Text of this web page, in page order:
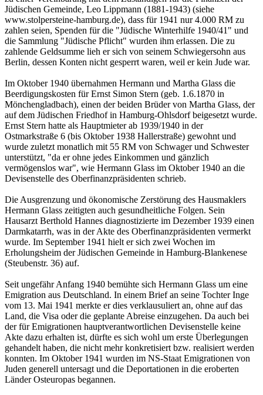
Jüdischen Gemeinde, Leo Lippmann (1881-1943) (siehe
www.stolpersteine-hamburg.de), dass für 1941 nur 4.000 RM zu
zahlen seien, Spenden für die "Jüdische Winterhilfe 1940/41" und
die Sammlung "Jüdische Pflicht" wurden ihm erlassen. Die zu
zahlende Geldsumme lieh er sich von seinem Schwiegersohn aus
Berlin, dessen Konten nicht gesperrt waren, weil er kein Jude war.
Im Oktober 1940 übernahmen Hermann und Martha Glass die
Beerdigungskosten für Ernst Simon Stern (geb. 1.6.1870 in
Mönchengladbach), einen der beiden Brüder von Martha Glass, der
auf dem Jüdischen Friedhof in Hamburg-Ohlsdorf beigesetzt wurde.
Ernst Stern hatte als Hauptmieter ab 1939/1940 in der
Ostmarkstraße 6 (bis Oktober 1938 Hallerstraße) gewohnt und
wurde zuletzt monatlich mit 55 RM von Schwager und Schwester
unterstützt, "da er ohne jedes Einkommen und gänzlich
vermögenslos war", wie Hermann Glass im Oktober 1940 an die
Devisenstelle des Oberfinanzpräsidenten schrieb.
Die Ausgrenzung und ökonomische Zerstörung des Hausmaklers
Hermann Glass zeitigten auch gesundheitliche Folgen. Sein
Hausarzt Berthold Hannes diagnostizierte im Dezember 1939 einen
Darmkatarrh, was in der Akte des Oberfinanzpräsidenten vermerkt
wurde. Im September 1941 hielt er sich zwei Wochen im
Erholungsheim der Jüdischen Gemeinde in Hamburg-Blankenese
(Steubenstr. 36) auf.
Seit ungefähr Anfang 1940 bemühte sich Hermann Glass um eine
Emigration aus Deutschland. In einem Brief an seine Tochter Inge
vom 13. Mai 1941 merkte er dies verklausuliert an, ohne auf das
Land, die Visa oder die geplante Abreise einzugehen. Da auch bei
der für Emigrationen hauptverantwortlichen Devisenstelle keine
Akte dazu erhalten ist, dürfte es sich wohl um erste Überlegungen
gehandelt haben, die nicht mehr konkretisiert bzw. realisiert werden
konnten. Im Oktober 1941 wurden im NS-Staat Emigrationen von
Juden generell untersagt und die Deportationen in die eroberten
Länder Osteuropas begannen.